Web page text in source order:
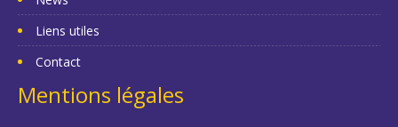
Liens utiles
Contact
Mentions légales